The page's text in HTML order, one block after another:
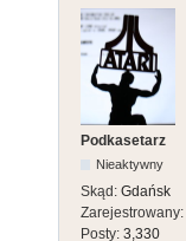
Podkasetarz
Nieaktywny
Skąd: Gdańsk
Zarejestrowany:
Posty: 3,330